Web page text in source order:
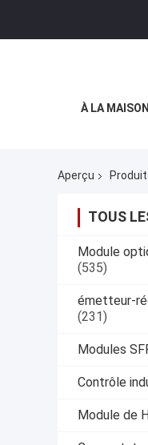
À LA MAISON
Aperçu
TOUS
Module
(535)
émetteur-
(231)
Modules
Contrôle
Module de